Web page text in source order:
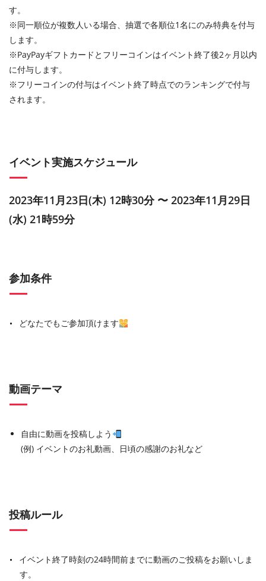
す。
※同一順位が複数人いる場合、抽選で各順位1名にのみ特典を付与
します。
※PayPayギフトカードとフリーコインはイベント終了後2ヶ月以内
に付与します。
※フリーコインの付与はイベント終了時点でのランキングで付与
されます。
イベント実施スケジュール
2023年11月23日(木) 12時30分 〜 2023年11月29日
(水) 21時59分
参加条件
どなたでもご参加頂けます
動画テーマ
自由に動画を投稿しよう
(例) イベントのお礼動画、日頃の感謝のお礼など
投稿ルール
イベント終了時刻の24時間前までに動画のご投稿をお願いしま
す。